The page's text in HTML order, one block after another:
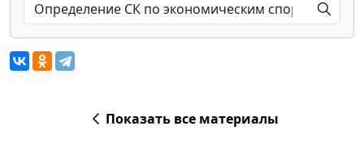
Показать все материалы